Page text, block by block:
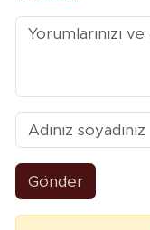
Gönder